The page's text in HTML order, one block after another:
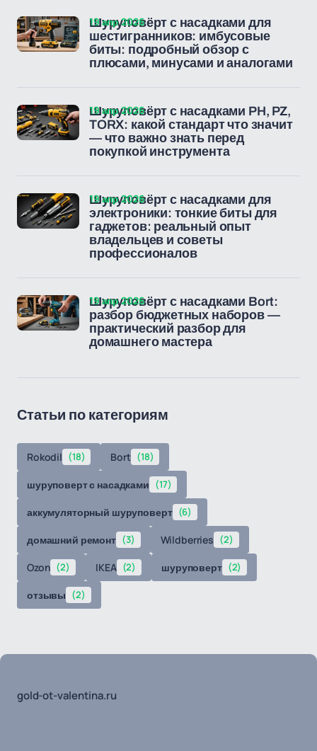
Шуруповёрт с насадками для
шестигранников: имбусовые
биты: подробный обзор с
плюсами, минусами и аналогами
19 апр 2026
Шуруповёрт с насадками PH, PZ,
TORX: какой стандарт что значит
— что важно знать перед
покупкой инструмента
19 апр 2026
Шуруповёрт с насадками для
электроники: тонкие биты для
гаджетов: реальный опыт
владельцев и советы
профессионалов
19 апр 2026
Шуруповёрт с насадками Bort:
разбор бюджетных наборов —
практический разбор для
домашнего мастера
19 апр 2026
Статьи по категориям
Rokodil (18) Bort (18)
шуруповерт с насадками (17)
аккумуляторный шуруповерт (6)
домашний ремонт (3) Wildberries (2)
Ozon (2) IKEA (2) шуруповерт (2)
отзывы (2)
gold-ot-valentina.ru